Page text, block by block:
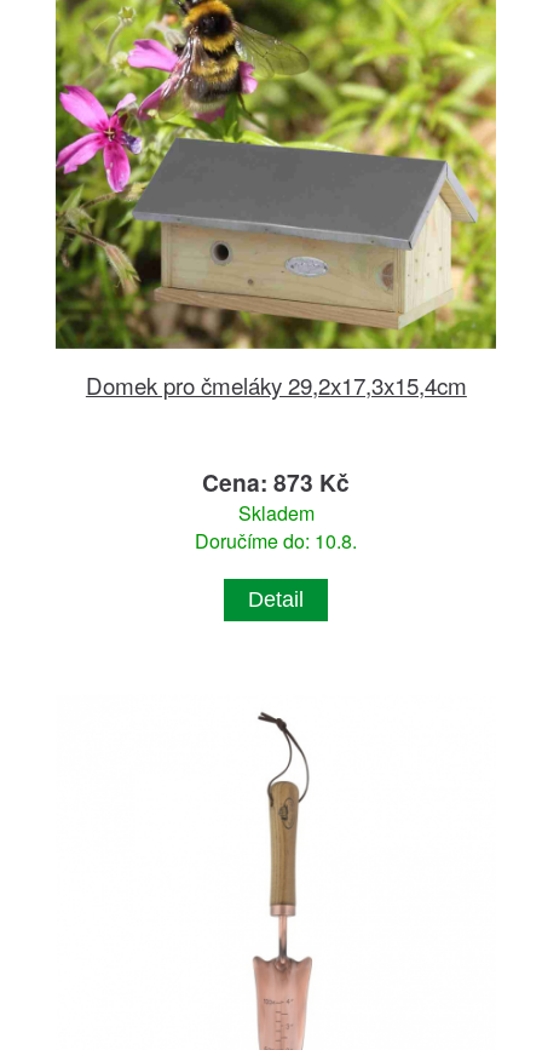
Domek pro čmeláky 29,2x17,3x15,4cm
Cena: 873 Kč
Skladem
Doručíme do: 10.8.
Detail